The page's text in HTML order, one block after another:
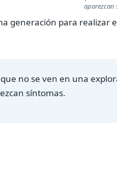
aparezcan
generación para realizar
no se ven en una
síntomas.